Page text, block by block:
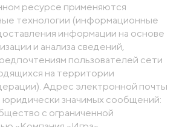
ресурсе применяются
технологии (информационные
информации на основе
и анализа сведений,
пользователей сети
на территории
Адрес электронной почты
юридически значимых сообщений:
с ограниченной